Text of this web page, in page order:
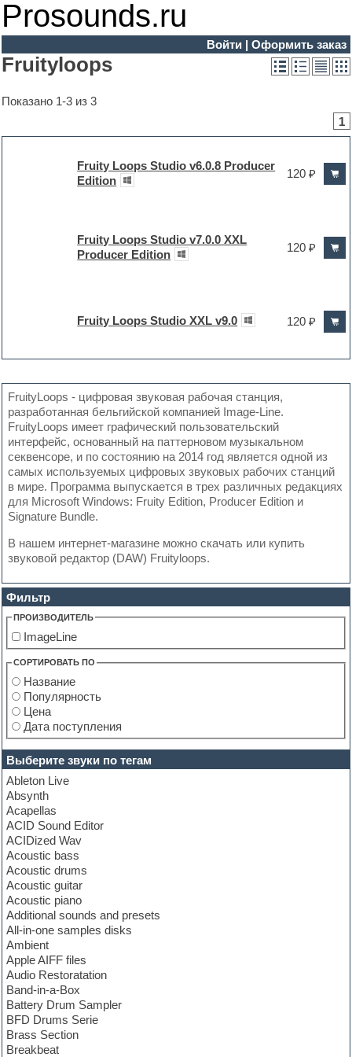
Prosounds.ru
Войти| Оформить заказ
Фильтр
ПРОИЗВОДИТЕЛЬ
ImageLine
СОРТИРОВАТЬ ПО
Название
Популярность
Цена
Дата поступления
Выберите звуки по тегам
Ableton Live
Absynth
Acapellas
ACID Sound Editor
ACIDized Wav
Acoustic bass
Acoustic drums
Acoustic guitar
Acoustic piano
Additional sounds and presets
All-in-one samples disks
Ambient
Apple AIFF files
Audio Restoratation
Band-in-a-Box
Battery Drum Sampler
BFD Drums Serie
Brass Section
Breakbeat
Fruityloops
Показано 1-3 из 3
1
Fruity Loops Studio v6.0.8 Producer
Edition
120 ₽
Fruity Loops Studio v7.0.0 XXL
Producer Edition
120 ₽
Fruity Loops Studio XXL v9.0 120 ₽
FruityLoops - цифровая звуковая рабочая станция,
разработанная бельгийской компанией Image-Line.
FruityLoops имеет графический пользовательский
интерфейс, основанный на паттерновом музыкальном
секвенсоре, и по состоянию на 2014 год является одной из
самых используемых цифровых звуковых рабочих станций
в мире. Программа выпускается в трех различных редакциях
для Microsoft Windows: Fruity Edition, Producer Edition и
Signature Bundle.
В нашем интернет-магазине можно скачать или купить
звуковой редактор (DAW) Fruityloops.